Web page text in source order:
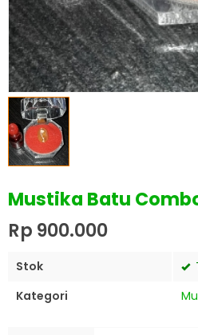
Mustika Batu
Rp 900.000
Stok
Kategori